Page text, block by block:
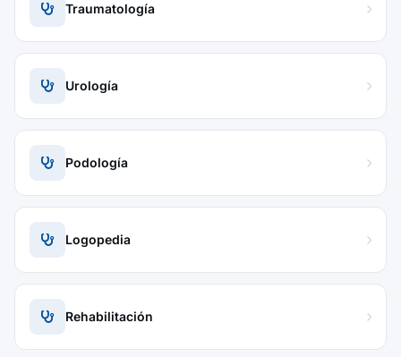
Traumatología
Urología
Podología
Logopedia
Rehabilitación